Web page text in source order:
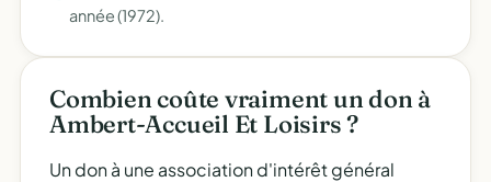
année (1972).
Combien coûte vraiment un don à
Ambert-Accueil Et Loisirs ?
Un don à une association d'intérêt général